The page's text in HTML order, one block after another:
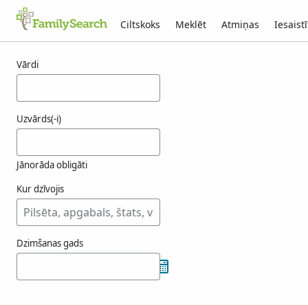
Ciltskoks Meklēt Atmiņas
Vārdi
Uzvārds(-i)
Jānorāda obligāti
Kur dzīvojis
Dzimšanas gads